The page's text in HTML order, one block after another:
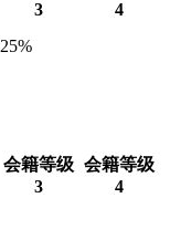
3
4
25%
会籍等级
3
会籍等级
4